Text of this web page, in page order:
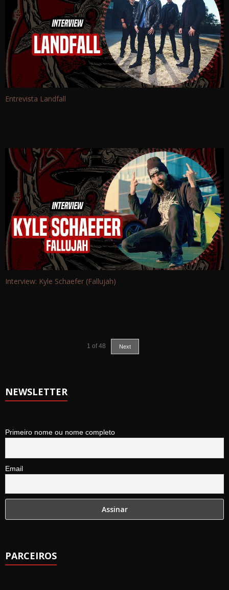
Entrevista Landfall
Interview: Kyle Schaefer (Fallujah)
1 of 48 Next
NEWSLETTER
Primeiro nome ou nome completo
Email
PARCEIROS